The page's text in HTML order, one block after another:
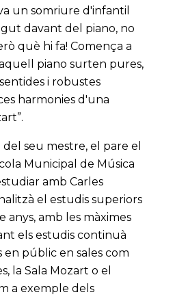
un somriure d'infantil
davant del piano, no
què hi fa! Comença a
piano surten pures,
i robustes
harmonies d'una
seu mestre, el pare el
Municipal de Música
amb Carles
el estudis superiors
anys, amb les màximes
els estudis continuà
públic en sales com
la Sala Mozart o el
a exemple dels